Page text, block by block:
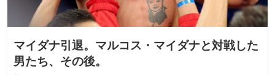
マイダナ引退。マルコス・マイダナと対戦した
男たち、その後。